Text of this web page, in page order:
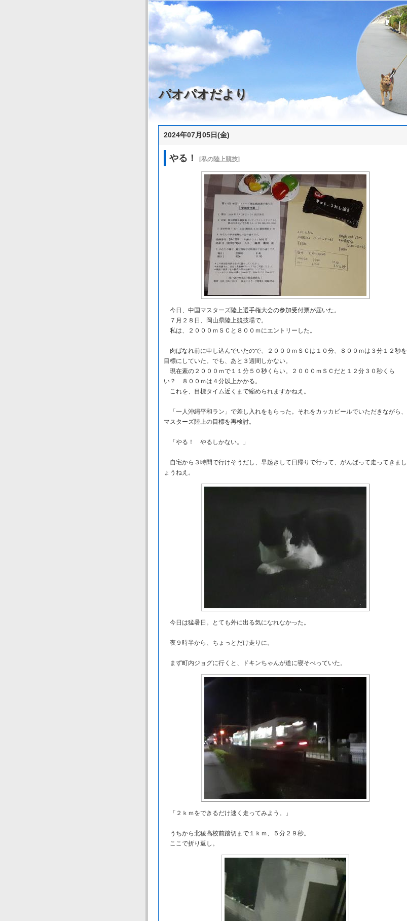
パオパオだより
2024年07月05日(金)
やる！ [私の陸上競技]
今日、中国マスターズ陸上選手権大会の参加受付票が届いた。
７月２８日、岡山県陸上競技場で。
私は、２０００ｍＳＣと８００ｍにエントリーした。
肉ばなれ前に申し込んでいたので、２０００ｍＳＣは１０分、８００ｍは３分１２秒を
目標にしていた。でも、あと３週間しかない。
現在素の２０００ｍで１１分５０秒くらい。２０００ｍＳＣだと１２分３０秒くら
い？ ８００ｍは４分以上かかる。
これを、目標タイム近くまで縮められますかねえ。
「一人沖縄平和ラン」で差し入れをもらった。それをカッカビールでいただきながら、
マスターズ陸上の目標を再検討。
「やる！ やるしかない。」
自宅から３時間で行けそうだし、早起きして日帰りで行って、がんばって走ってきまし
ょうねえ。
今日は猛暑日。とても外に出る気になれなかった。
夜９時半から、ちょっとだけ走りに。
まず町内ジョグに行くと、ドキンちゃんが道に寝そべっていた。
「２ｋｍをできるだけ速く走ってみよう。」
うちから北稜高校前踏切まで１ｋｍ、５分２９秒。
ここで折り返し。